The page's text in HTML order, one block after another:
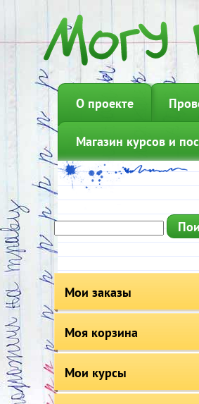
О проекте
Магазин курсов и
Мои заказы
Моя корзина
Мои курсы